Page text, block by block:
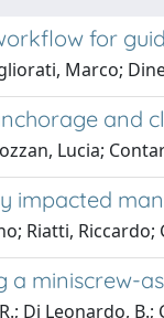
for
Marco;
and
Lucia;
impacted
Riatti,
a miniscrew-
Di Leonardo, B.;